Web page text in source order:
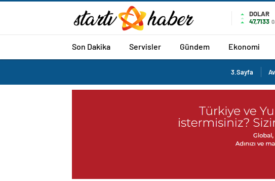
DOLAR
47,7133
Son Dakika Servisler Gündem Ekonomi
3.Sayfa